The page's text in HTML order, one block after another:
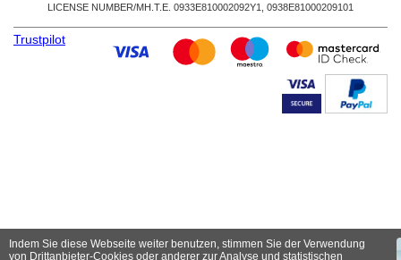
Indem Sie diese Webseite weiter benutzen, stimmen Sie der Verwendung
von Drittanbieter-Cookies oder anderer zur Analyse und statistischen
LICENSE NUMBER/ΜΗ.Τ.Ε. 0933Ε810002092Υ1, 0938Ε81000209101
Trustpilot